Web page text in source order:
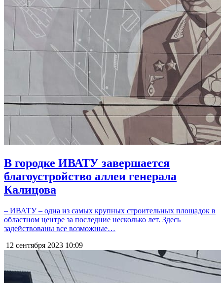
В городке ИВАТУ завершается
благоустройство аллеи генерала
Калицова
– ИВАТУ – одна из самых крупных строительных площадок в
областном центре за последние несколько лет. Здесь
задействованы все возможные…
12 сентября 2023 10:09